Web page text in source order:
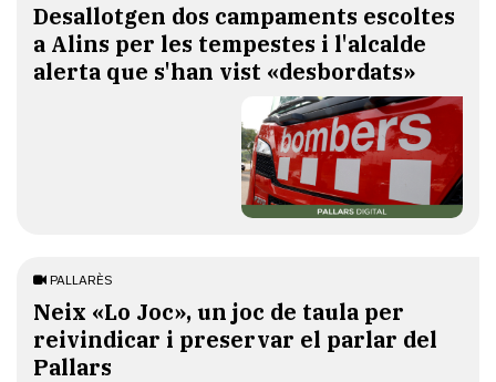
​Desallotgen dos campaments escoltes
a Alins per les tempestes i l'alcalde
alerta que s'han vist «desbordats»
PALLARÈS
​Neix «Lo Joc», un joc de taula per
reivindicar i preservar el parlar del
Pallars